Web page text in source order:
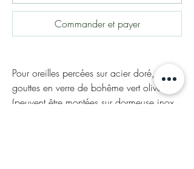
Commander et payer
Pour oreilles percées sur acier doré,
gouttes en verre de bohême vert olive.
(peuvent être montées sur dormeuse inox